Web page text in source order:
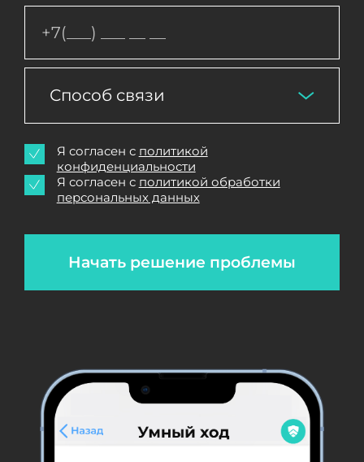
Способ связи
Начать решение проблемы
Я согласен с политикой
конфиденциальности
Я согласен с политикой обработки
персональных данных